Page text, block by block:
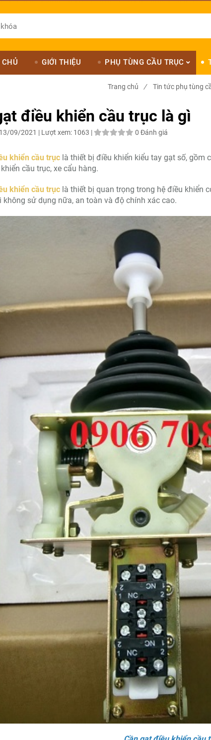
GIỚI THIỆU PHỤ TÙNG CẦU TRỤC
Trang chủ / Tin tức phụ tùng
điều khiển cầu trục là gì
13/09/2021 | Lượt xem: 1063 | 0 Đánh giá
khiển cầu trụclà thiết bị điều khiển kiểu tay gạt số, gồm
cầu trục, xe cẩu hàng.
khiển cầu trụclà thiết bị quan trọng trong hệ điều khiển
không sử dụng nữa, an toàn và độ chính xác cao.
dầm biên cầu trục 0.75
Động cơ dầm biên cầu
Nhật bãi